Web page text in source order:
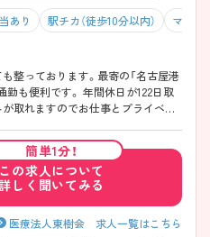
あり 駅チカ（徒歩10分以内） マイカ
整っております。最寄の「名古屋港
年間休日が122日取
取れますのでお仕事とプライベー
ど、職員を大事にし、楽しく、働き
興味をお持ちの方に
ので、是非お問い合わせください。
簡単1分！
この求人について
しく聞いてみる
医療法人東樹会 求人一覧はこちら